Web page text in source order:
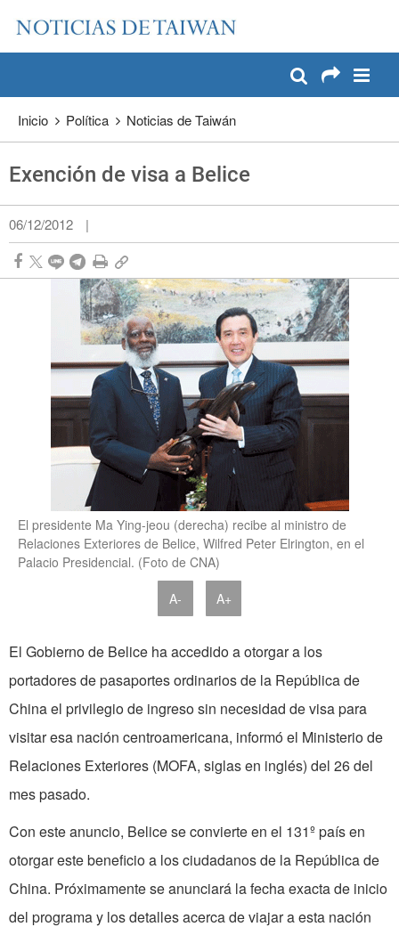
Pase a contenido principal
Inicio Política Noticias de Taiwán
Exención de visa a Belice
06/12/2012 |
El presidente Ma Ying-jeou (derecha) recibe al ministro de
Relaciones Exteriores de Belice, Wilfred Peter Elrington, en el
Palacio Presidencial. (Foto de CNA)
A- A+
El Gobierno de Belice ha accedido a otorgar a los
portadores de pasaportes ordinarios de la República de
China el privilegio de ingreso sin necesidad de visa para
visitar esa nación centroamericana, informó el Ministerio de
Relaciones Exteriores (MOFA, siglas en inglés) del 26 del
mes pasado.
Con este anuncio, Belice se convierte en el 131º país en
otorgar este beneficio a los ciudadanos de la República de
China. Próximamente se anunciará la fecha exacta de inicio
del programa y los detalles acerca de viajar a esta nación